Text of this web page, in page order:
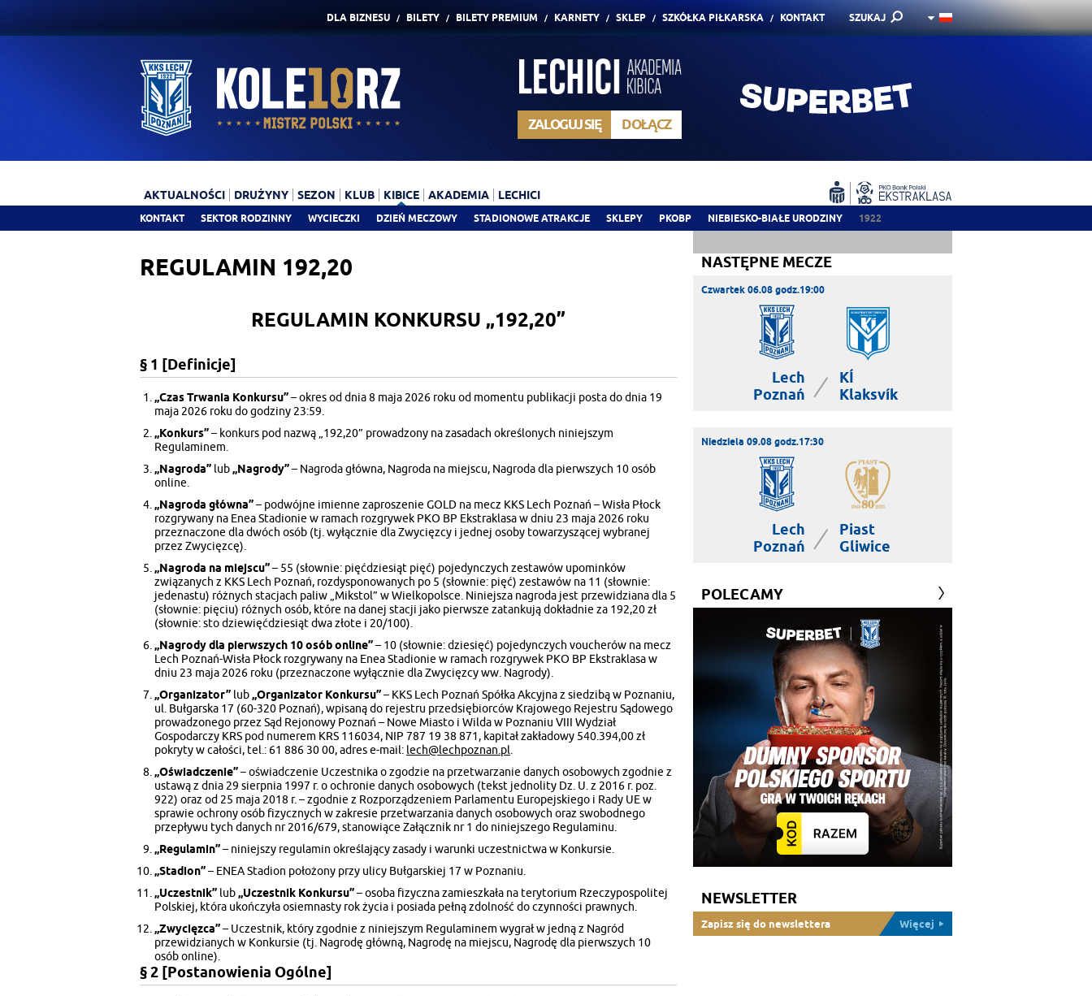
DLA BIZNESU BILETY BILETY PREMIUM KARNETY SKLEP SZKÓŁKA PIŁKARSKA KONTAKT SZUKAJ
ZALOGUJ SIĘ DOŁĄCZ
AKTUALNOŚCI DRUŻYNY SEZON KLUB KIBICE
KONTAKT SEKTOR RODZINNY WYCIECZKI DZIEŃ MECZOWY STADIONOWE ATRAKCJE SKLEPY PKOBP NIEBIESKO-BIAŁE URODZINY 1922
AKADEMIA LECHICI
REGULAMIN 192,20
REGULAMIN KONKURSU „192,20”
§ 1 [Definicje]
„Czas Trwania Konkursu”– okres od dnia 8 maja 2026 roku od momentu publikacji posta do dnia 19
maja 2026 roku do godziny 23:59.
„Konkurs”– konkurs pod nazwą „192,20” prowadzony na zasadach określonych niniejszym
Regulaminem.
„Nagroda” lub„Nagrody”– Nagroda główna, Nagroda na miejscu, Nagroda dla pierwszych 10 osób
online.
„Nagroda główna”– podwójne imienne zaproszenie GOLD na mecz KKS Lech Poznań – Wisła Płock
rozgrywany na Enea Stadionie w ramach rozgrywek PKO BP Ekstraklasa w dniu 23 maja 2026 roku
przeznaczone dla dwóch osób (tj. wyłącznie dla Zwycięzcy i jednej osoby towarzyszącej wybranej
przez Zwycięzcę).
„Nagroda na miejscu”– 55 (słownie: pięćdziesiąt pięć) pojedynczych zestawów upominków
związanych z KKS Lech Poznań, rozdysponowanych po 5 (słownie: pięć) zestawów na 11 (słownie:
jedenastu) różnych stacjach paliw „Mikstol” w Wielkopolsce. Niniejsza nagroda jest przewidziana dla 5
(słownie: pięciu) różnych osób, które na danej stacji jako pierwsze zatankują dokładnie za 192,20 zł
(słownie: sto dziewięćdziesiąt dwa złote i 20/100).
„Nagrody dla pierwszych 10 osób online”– 10 (słownie: dziesięć) pojedynczych voucherów na mecz
Lech Poznań-Wisła Płock rozgrywany na Enea Stadionie w ramach rozgrywek PKO BP Ekstraklasa w
dniu 23 maja 2026 roku (przeznaczone wyłącznie dla Zwycięzcy ww. Nagrody).
„Organizator” lub„Organizator Konkursu”– KKS Lech Poznań Spółka Akcyjna z siedzibą w Poznaniu,
ul. Bułgarska 17 (60-320 Poznań), wpisaną do rejestru przedsiębiorców Krajowego Rejestru Sądowego
prowadzonego przez Sąd Rejonowy Poznań – Nowe Miasto i Wilda w Poznaniu VIII Wydział
Gospodarczy KRS pod numerem KRS 116034, NIP 787 19 38 871, kapitał zakładowy 540.394,00 zł
pokryty w całości, tel.: 61 886 30 00, adres e-mail: lech@lechpoznan.pl.
„Oświadczenie”– oświadczenie Uczestnika o zgodzie na przetwarzanie danych osobowych zgodnie z
ustawą z dnia 29 sierpnia 1997 r. o ochronie danych osobowych (tekst jednolity Dz. U. z 2016 r. poz.
922) oraz od 25 maja 2018 r. – zgodnie z Rozporządzeniem Parlamentu Europejskiego i Rady UE w
sprawie ochrony osób fizycznych w zakresie przetwarzania danych osobowych oraz swobodnego
przepływu tych danych nr 2016/679, stanowiące Załącznik nr 1 do niniejszego Regulaminu.
„Regulamin”– niniejszy regulamin określający zasady i warunki uczestnictwa w Konkursie.
„Stadion”– ENEA Stadion położony przy ulicy Bułgarskiej 17 w Poznaniu.
„Uczestnik” lub„Uczestnik Konkursu”– osoba fizyczna zamieszkała na terytorium Rzeczypospolitej
Polskiej, która ukończyła osiemnasty rok życia i posiada pełną zdolność do czynności prawnych.
„Zwycięzca”– Uczestnik, który zgodnie z niniejszym Regulaminem wygrał w jedną z Nagród
przewidzianych w Konkursie (tj. Nagrodę główną, Nagrodę na miejscu, Nagrodę dla pierwszych 10
osób online).
§ 2 [Postanowienia Ogólne]
NASTĘPNE MECZE
Czwartek 06.08 godz.19:00
Lech
Poznań
|
KÍ
Klaksvík
Niedziela 09.08 godz.17:30
Lech
Poznań
|
Piast
Gliwice
POLECAMY
NEWSLETTER
Zapisz się do newslettera Więcej